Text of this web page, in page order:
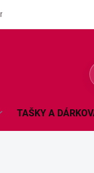
obchodu
TAŠKY A